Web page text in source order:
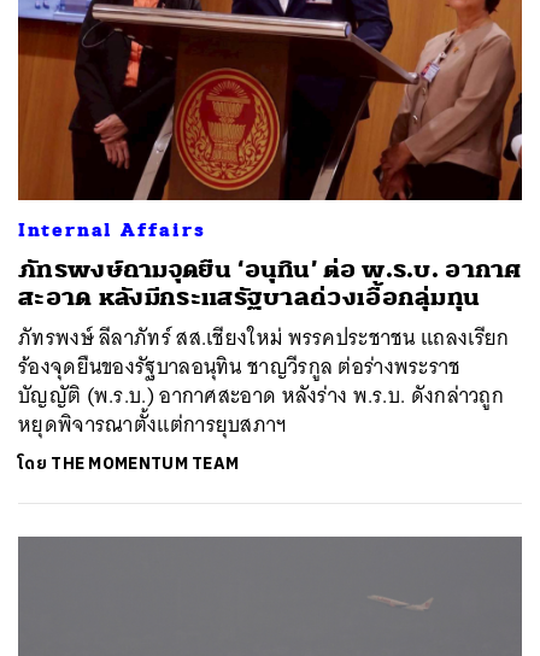
Internal Affairs
ภัทรพงษ์ถามจุดยืน ‘อนุทิน’ ต่อ พ.ร.บ. อากาศ
สะอาด หลังมีกระแสรัฐบาลถ่วงเอื้อกลุ่มทุน
ภัทรพงษ์ ลีลาภัทร์ สส.เชียงใหม่ พรรคประชาชน แถลงเรียก
ร้องจุดยืนของรัฐบาลอนุทิน ชาญวีรกูล ต่อร่างพระราช
บัญญัติ (พ.ร.บ.) อากาศสะอาด หลังร่าง พ.ร.บ. ดังกล่าวถูก
หยุดพิจารณาตั้งแต่การยุบสภาฯ
โดย THE MOMENTUM TEAM